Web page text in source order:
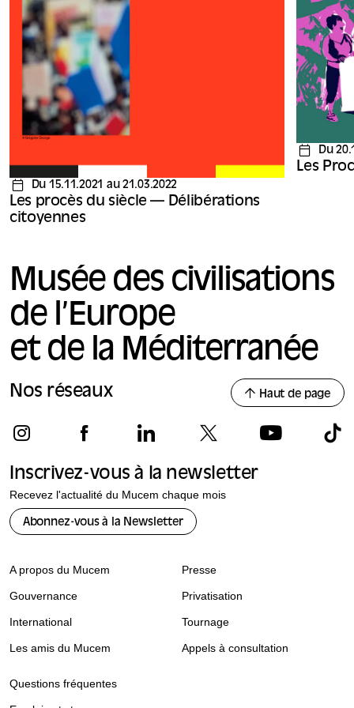
ses jurés, les citoyens.
Du 15.11.2021 au 21.03.2022
Les procès du siècle — Délibérations
citoyennes
Du
Les
Musée des civilisations
de l’Europe
et de la Méditerranée
Nos réseaux Haut de page
Inscrivez-vous à la newsletter
Recevez l'actualité du Mucem chaque mois
Abonnez-vous à la Newsletter
A propos du Mucem
Gouvernance
International
Les amis du Mucem
Presse
Privatisation
Tournage
Appels à consultation
Questions fréquentes